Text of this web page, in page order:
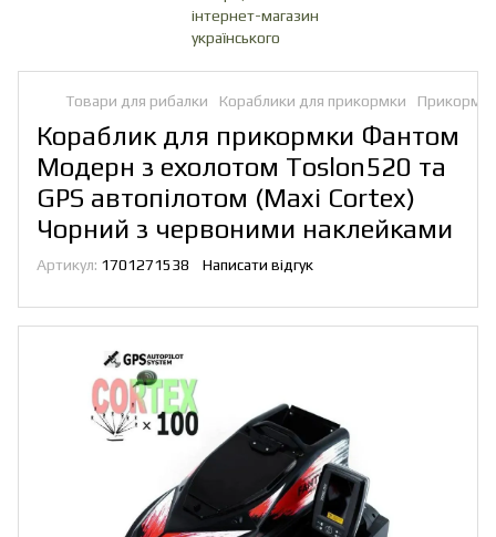
Товари для рибалки Кораблики для прикормки
Кораблик для прикормки Фантом
Модерн з ехолотом Toslon520 та
GPS автопілотом (Maxi Cortex)
Чорний з червоними наклейками
Артикул: 1701271538 Написати відгук